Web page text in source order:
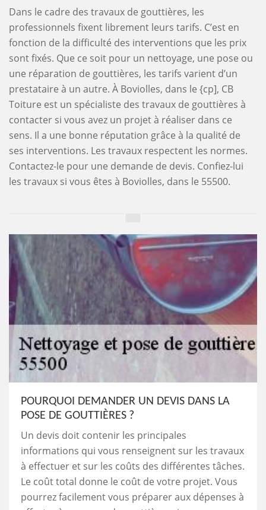
Dans le cadre des travaux de gouttières, les
professionnels fixent librement leurs tarifs. C’est en
fonction de la difficulté des interventions que les prix
sont fixés. Que ce soit pour un nettoyage, une pose ou
une réparation de gouttières, les tarifs varient d’un
prestataire à un autre. À Boviolles, dans le {cp], CB
Toiture est un spécialiste des travaux de gouttières à
contacter si vous avez un projet à réaliser dans ce
sens. Il a une bonne réputation grâce à la qualité de
ses interventions. Les travaux respectent les normes.
Contactez-le pour une demande de devis. Confiez-lui
les travaux si vous êtes à Boviolles, dans le 55500.
POURQUOI DEMANDER UN DEVIS DANS LA
POSE DE GOUTTIÈRES ?
Un devis doit contenir les principales
informations qui vous renseignent sur les travaux
à effectuer et sur les coûts des différentes tâches.
Le coût total donne le coût de votre projet. Vous
pourrez facilement vous préparer aux dépenses à